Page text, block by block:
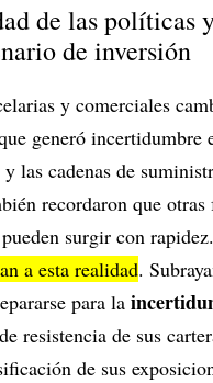
de las políticas
de inversión
y comerciales
generó incertidumbre
las cadenas de
recordaron que otras
surgir con rapidez.
a esta realidad.
para la
resistencia de sus
de sus